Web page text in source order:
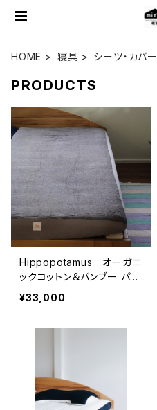
HOME 寝具 シーツ・カバー
PRODUCTS
Hippopotamus｜オーガニ
ックコットン＆バンブー パイ
ルボックスシーツ｜シング
ルサイズ
¥33,000